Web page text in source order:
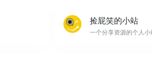
捡屁笑的小站
一个分享资源的个人小